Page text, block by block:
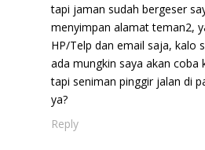
tapi jaman sudah bergeser
menyimpan alamat teman2,
HP/Telp dan email saja, kalo
ada mungkin saya akan coba
tapi seniman pinggir jalan di
ya?
Reply